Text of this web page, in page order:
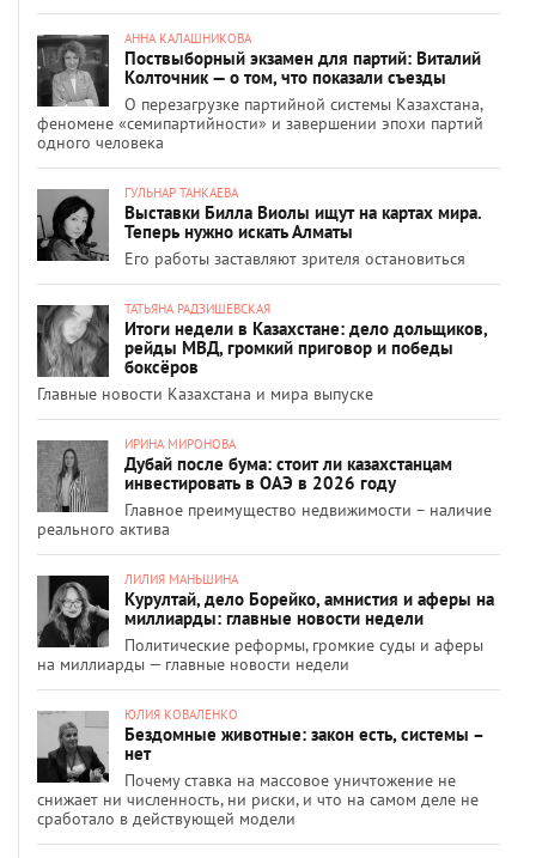
АННА КАЛАШНИКОВА
Поствыборный экзамен для партий: Виталий
Колточник — о том, что показали съезды
О перезагрузке партийной системы Казахстана,
феномене «семипартийности» и завершении эпохи партий
одного человека
ГУЛЬНАР ТАНКАЕВА
Выставки Билла Виолы ищут на картах мира.
Теперь нужно искать Алматы
Его работы заставляют зрителя остановиться
ТАТЬЯНА РАДЗИШЕВСКАЯ
Итоги недели в Казахстане: дело дольщиков,
рейды МВД, громкий приговор и победы
боксёров
Главные новости Казахстана и мира выпуске
ИРИНА МИРОНОВА
Дубай после бума: стоит ли казахстанцам
инвестировать в ОАЭ в 2026 году
Главное преимущество недвижимости – наличие
реального актива
ЛИЛИЯ МАНЬШИНА
Курултай, дело Борейко, амнистия и аферы на
миллиарды: главные новости недели
Политические реформы, громкие суды и аферы
на миллиарды — главные новости недели
ЮЛИЯ КОВАЛЕНКО
Бездомные животные: закон есть, системы –
нет
Почему ставка на массовое уничтожение не
снижает ни численность, ни риски, и что на самом деле не
сработало в действующей модели